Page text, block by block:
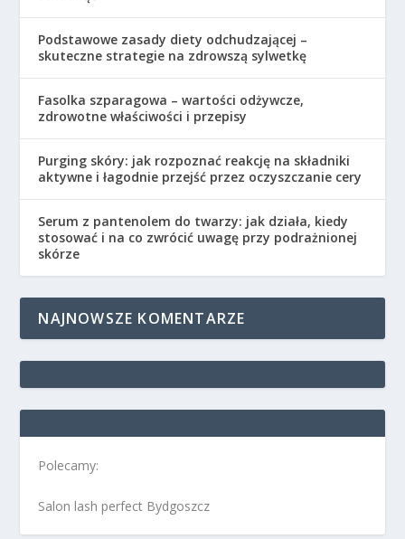
Podstawowe zasady diety odchudzającej –
skuteczne strategie na zdrowszą sylwetkę
Fasolka szparagowa – wartości odżywcze,
zdrowotne właściwości i przepisy
Purging skóry: jak rozpoznać reakcję na składniki
aktywne i łagodnie przejść przez oczyszczanie cery
Serum z pantenolem do twarzy: jak działa, kiedy
stosować i na co zwrócić uwagę przy podrażnionej
skórze
NAJNOWSZE KOMENTARZE
Polecamy:
Salon lash perfect Bydgoszcz